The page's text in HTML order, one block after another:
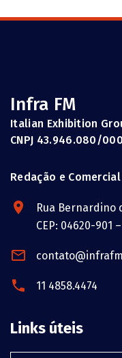
Infra FM
Italian Exhibition
CNPJ 43.946.080/
Redação e
Rua Bernardino
CEP: 04620-901
11 4858.4474
Links úteis